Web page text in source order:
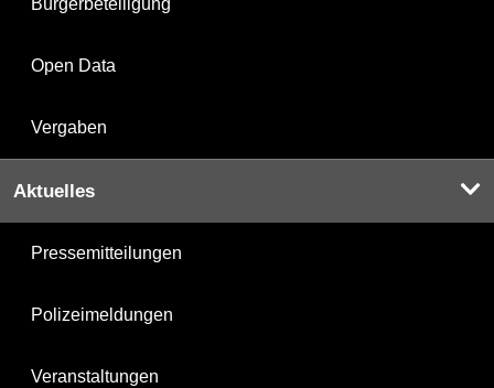
Bürgerbeteiligung
Open Data
Vergaben
Aktuelles
Pressemitteilungen
Polizeimeldungen
Veranstaltungen